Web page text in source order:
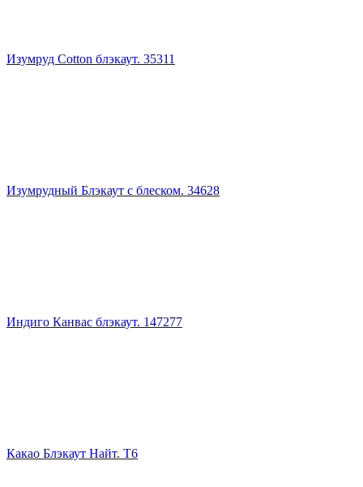
Изумруд Cotton блэкаут. 35311
Изумрудный Блэкаут с блеском. 34628
Индиго Канвас блэкаут. 147277
Какао Блэкаут Найт. Т6